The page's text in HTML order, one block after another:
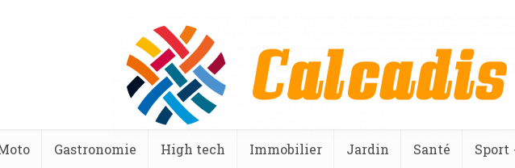
Gastronomie High tech Immobilier Jardin Santé Sport